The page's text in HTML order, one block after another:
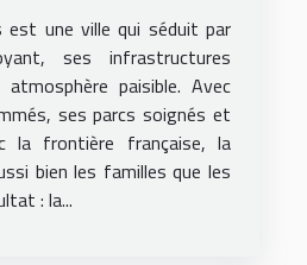
est une ville qui séduit par
ses infrastructures
paisible. Avec
ses parcs soignés et
la frontière française, la
bien les familles que les
: la...